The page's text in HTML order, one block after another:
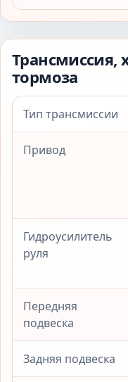
Трансмиссия,
тормоза
Тип трансмиссии
Привод
Гидроусилитель
руля
Передняя
подвеска
Задняя подвеска